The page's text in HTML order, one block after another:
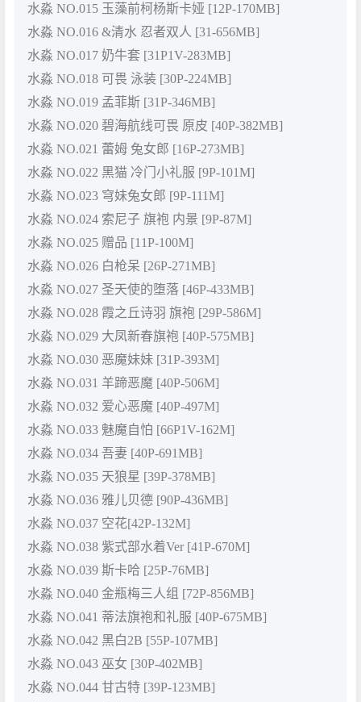
水淼 NO.015 玉藻前柯杨斯卡娅 [12P-170MB]
水淼 NO.016 &清水 忍者双人 [31-656MB]
水淼 NO.017 奶牛套 [31P1V-283MB]
水淼 NO.018 可畏 泳装 [30P-224MB]
水淼 NO.019 孟菲斯 [31P-346MB]
水淼 NO.020 碧海航线可畏 原皮 [40P-382MB]
水淼 NO.021 蕾姆 兔女郎 [16P-273MB]
水淼 NO.022 黑猫 冷门小礼服 [9P-101M]
水淼 NO.023 穹妹兔女郎 [9P-111M]
水淼 NO.024 索尼子 旗袍 内景 [9P-87M]
水淼 NO.025 赠品 [11P-100M]
水淼 NO.026 白枪呆 [26P-271MB]
水淼 NO.027 圣天使的堕落 [46P-433MB]
水淼 NO.028 霞之丘诗羽 旗袍 [29P-586M]
水淼 NO.029 大凤新春旗袍 [40P-575MB]
水淼 NO.030 恶魔妹妹 [31P-393M]
水淼 NO.031 羊蹄恶魔 [40P-506M]
水淼 NO.032 爱心恶魔 [40P-497M]
水淼 NO.033 魅魔自怕 [66P1V-162M]
水淼 NO.034 吾妻 [40P-691MB]
水淼 NO.035 天狼星 [39P-378MB]
水淼 NO.036 雅儿贝德 [90P-436MB]
水淼 NO.037 空花[42P-132M]
水淼 NO.038 紫式部水着Ver [41P-670M]
水淼 NO.039 斯卡哈 [25P-76MB]
水淼 NO.040 金瓶梅三人组 [72P-856MB]
水淼 NO.041 蒂法旗袍和礼服 [40P-675MB]
水淼 NO.042 黑白2B [55P-107MB]
水淼 NO.043 巫女 [30P-402MB]
水淼 NO.044 甘古特 [39P-123MB]